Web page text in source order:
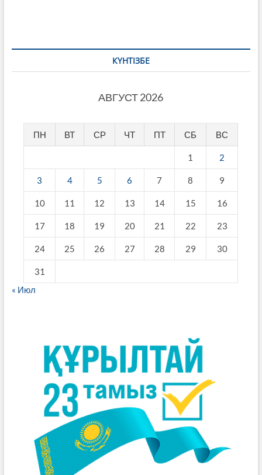
КҮНТІЗБЕ
АВГУСТ 2026
ПН ВТ СР ЧТ ПТ СБ ВС
1 2
3 4 5 6 7 8 9
10 11 12 13 14 15 16
17 18 19 20 21 22 23
24 25 26 27 28 29 30
31
« Июл